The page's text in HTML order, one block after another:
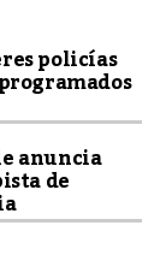
policías
anuncia
de